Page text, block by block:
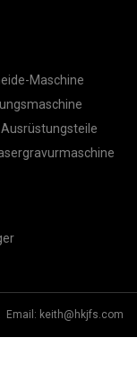
Maschine
Email: keith@hkjfs.com